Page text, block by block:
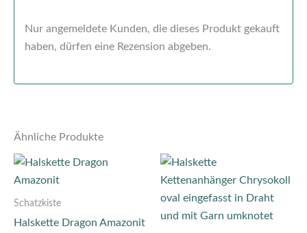
Nur angemeldete Kunden, die dieses Produkt gekauft
haben, dürfen eine Rezension abgeben.
Ähnliche Produkte
Schatzkiste
Halskette Dragon Amazonit